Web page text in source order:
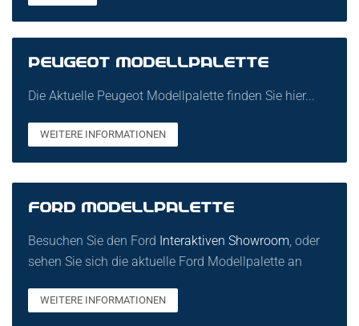
PEUGEOT MODELLPALETTE
Die Aktuelle Peugeot Modellpalette finden Sie hier...
WEITERE INFORMATIONEN
FORD MODELLPALETTE
Besuchen Sie den Ford Interaktiven Showroom, oder
sehen Sie sich die aktuelle Ford Modellpalette an
WEITERE INFORMATIONEN